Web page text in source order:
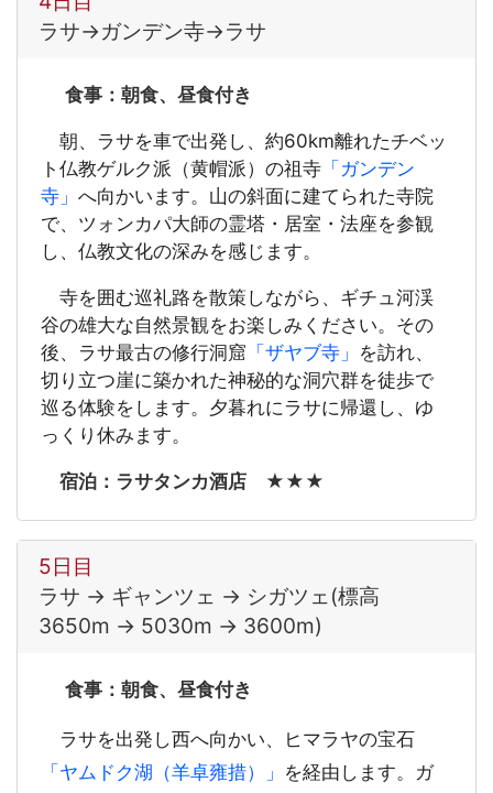
ラサ→ガンデン寺→ラサ
食事：朝食、昼食付き
朝、ラサを車で出発し、約60km離れたチベッ
ト仏教ゲルク派（黄帽派）の祖寺 「ガンデン
寺」へ向かいます。山の斜面に建てられた寺院
で、ツォンカパ大師の霊塔・居室・法座を参観
し、仏教文化の深みを感じます。
寺を囲む巡礼路を散策しながら、ギチュ河渓
谷の雄大な自然景観をお楽しみください。その
後、ラサ最古の修行洞窟 「ザヤブ寺」 を訪れ、
切り立つ崖に築かれた神秘的な洞穴群を徒歩で
巡る体験をします。夕暮れにラサに帰還し、ゆ
っくり休みます。
宿泊：ラサタンカ酒店 ★★★
5日目
ラサ → ギャンツェ → シガツェ(標高
3650m → 5030m → 3600m)
食事：朝食、昼食付き
ラサを出発し西へ向かい、ヒマラヤの宝石
「ヤムドク湖（羊卓雍措）」 を経由します。ガ